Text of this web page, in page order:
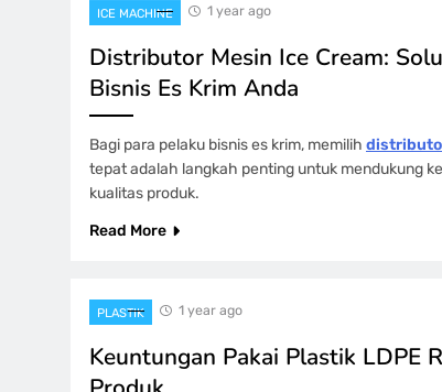
ICE MACHINE 1 year ago
Distributor Mesin Ice Cream:
Bisnis Es Krim Anda
Bagi para pelaku bisnis es krim, memilih
tepat adalah langkah penting untuk mendukung
kualitas produk.
Read More
PLASTIK 1 year ago
Keuntungan Pakai Plastik LDPE